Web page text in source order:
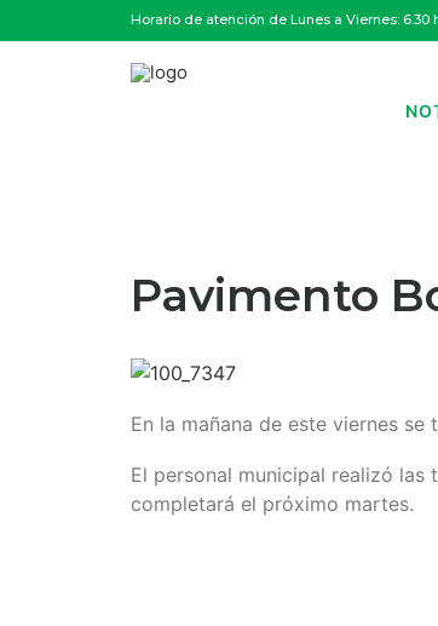
Horario de atención de Lunes a Viernes: 6.30
Pavimento
En la mañana de este viernes
El personal municipal realizó las
completará el próximo martes.